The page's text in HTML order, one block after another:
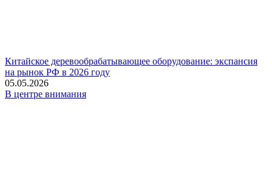
Китайское деревообрабатывающее оборудование: экспансия
на рынок РФ в 2026 году
05.05.2026
В центре внимания